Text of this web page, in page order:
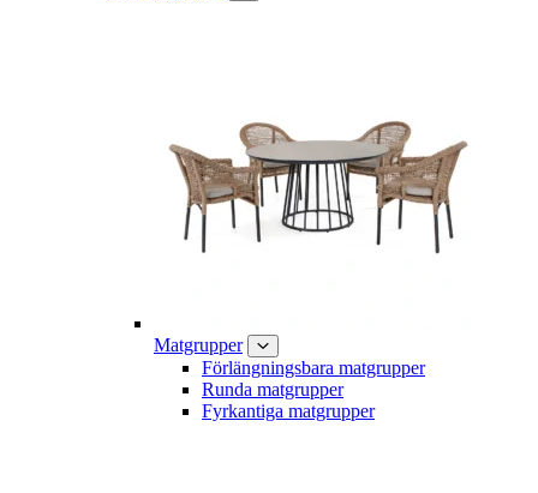
Matgrupper
Förlängningsbara matgrupper
Runda matgrupper
Fyrkantiga matgrupper